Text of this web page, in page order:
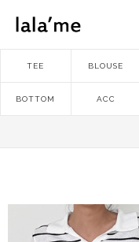
TEE BLOUSE
BOTTOM ACC